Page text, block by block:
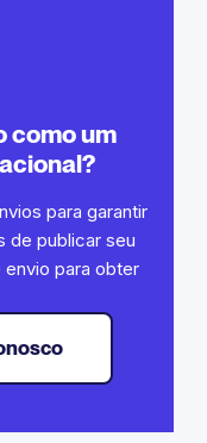
como um
para garantir
de publicar seu
para obter